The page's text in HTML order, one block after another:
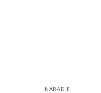
NÁRADIE